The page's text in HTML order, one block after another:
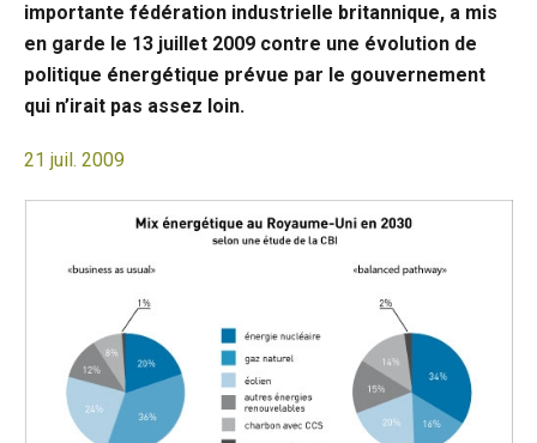
importante fédération industrielle britannique, a mis
en garde le 13 juillet 2009 contre une évolution de
politique énergétique prévue par le gouvernement
qui n’irait pas assez loin.
21 juil. 2009